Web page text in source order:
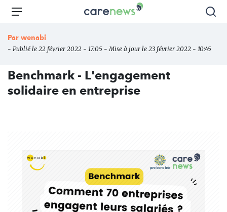
Aller
principal
Carenews,
des
de
l'engagement
Menu
Par wenabi
- Publié le 22 février 2022 - 17:05 - Mise à jour le 23 février 2022 - 10:45
Benchmark - L'engagement
solidaire en entreprise